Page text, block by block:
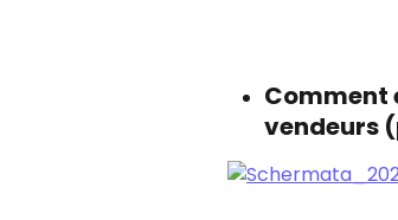
Comment
vendeurs